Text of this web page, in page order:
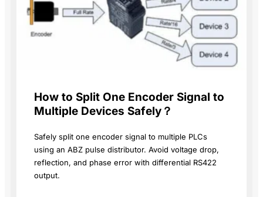
How to Split One Encoder Signal to
Multiple Devices Safely？
Safely split one encoder signal to multiple PLCs
using an ABZ pulse distributor. Avoid voltage drop,
reflection, and phase error with differential RS422
output.